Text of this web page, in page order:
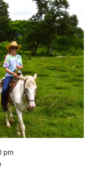
s
q
u
e
d
a
y
n
t
o
pm